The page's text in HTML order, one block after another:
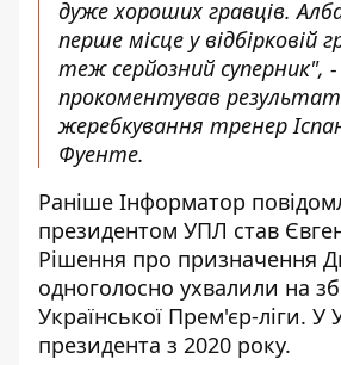
дуже хороших гравців.
перше місце у відбірковій
теж серйозний суперник", -
прокоментував
жеребкування тренер
Фуенте.
Раніше Інформатор
президентом УПЛ став
Рішення про призначення
одноголосно ухвалили на
Української Прем'єр-ліги.
президента з 2020 року.